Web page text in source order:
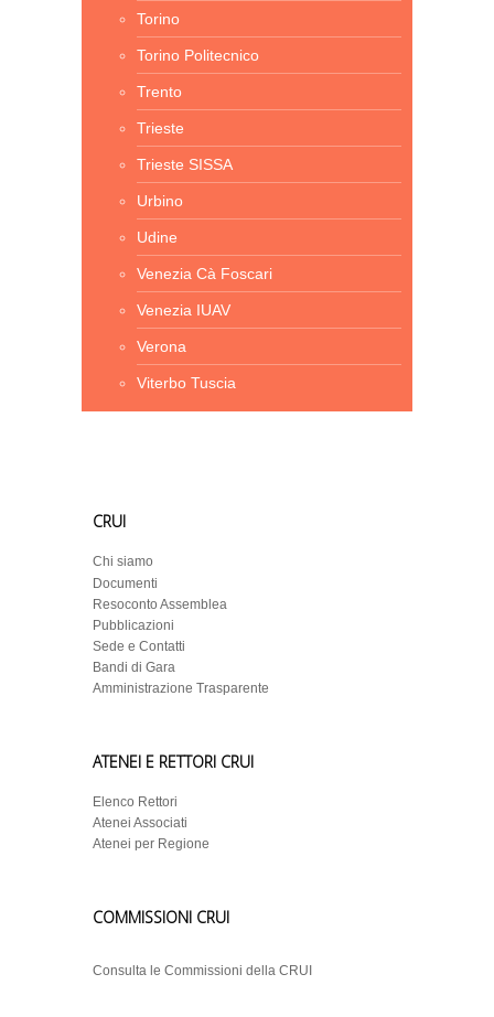
Torino
Torino Politecnico
Trento
Trieste
Trieste SISSA
Urbino
Udine
Venezia Cà Foscari
Venezia IUAV
Verona
Viterbo Tuscia
CRUI
Chi siamo
Documenti
Resoconto Assemblea
Pubblicazioni
Sede e Contatti
Bandi di Gara
Amministrazione Trasparente
ATENEI E RETTORI CRUI
Elenco Rettori
Atenei Associati
Atenei per Regione
COMMISSIONI CRUI
Consulta le Commissioni della CRUI